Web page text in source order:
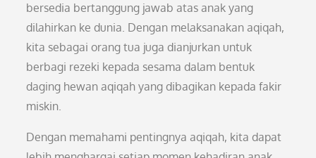
bersedia bertanggung jawab atas anak yang
dilahirkan ke dunia. Dengan melaksanakan aqiqah,
kita sebagai orang tua juga dianjurkan untuk
berbagi rezeki kepada sesama dalam bentuk
daging hewan aqiqah yang dibagikan kepada fakir
miskin.
Dengan memahami pentingnya aqiqah, kita dapat